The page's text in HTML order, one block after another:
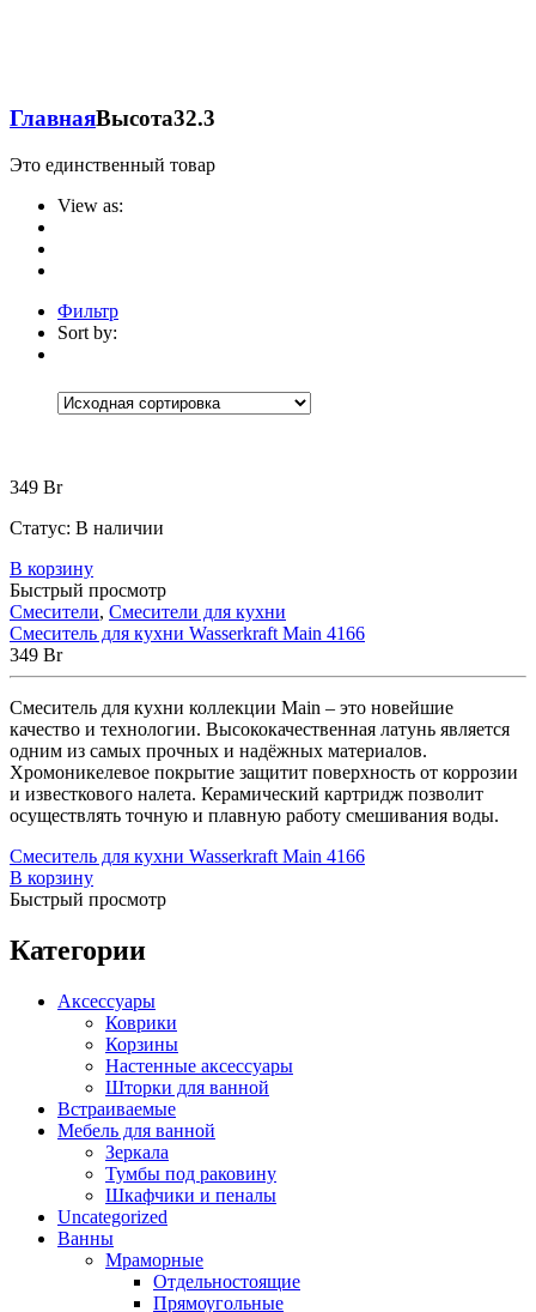
ГлавнаяВысота32.3
Это единственный товар
View as:
Фильтр
Sort by:
Категории Категории
Шкафчики и пеналы
Без рубрики(0)
Отдельностоящие(4)
Прямоугольные(2)
Акриловые(82)
Встраиваемые(1)
Отдельностоящие(40)
Угловые асимметричные
Комплект ножек
Лицевые экраны
Гидромассажные системы
Аэромассаж
Гидромассаж + аэромассаж
Душевая стенка
Душевые кабины
349 Br
Статус: В наличии
В корзину
Быстрый просмотр
Смесители, Смесители для кухни
Смеситель для кухни Wasserkraft Main 4166
349 Br
Смеситель для кухни коллекции Main – это новейшие
качество и технологии. Высококачественная латунь является
одним из самых прочных и надёжных материалов.
Хромоникелевое покрытие защитит поверхность от коррозии
и известкового налета. Керамический картридж позволит
осуществлять точную и плавную работу смешивания воды.
Смеситель для кухни Wasserkraft Main 4166
В корзину
Быстрый просмотр
Категории
Аксессуары
Коврики
Корзины
Настенные аксессуары
Шторки для ванной
Встраиваемые
Мебель для ванной
Зеркала
Тумбы под раковину
Шкафчики и пеналы
Uncategorized
Ванны
Мраморные
Отдельностоящие
Прямоугольные